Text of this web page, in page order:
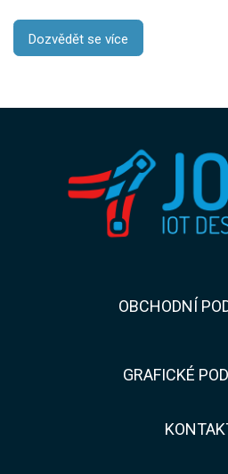
Dozvědět se více
​​OBCHODNÍ
GRAFICKÉ